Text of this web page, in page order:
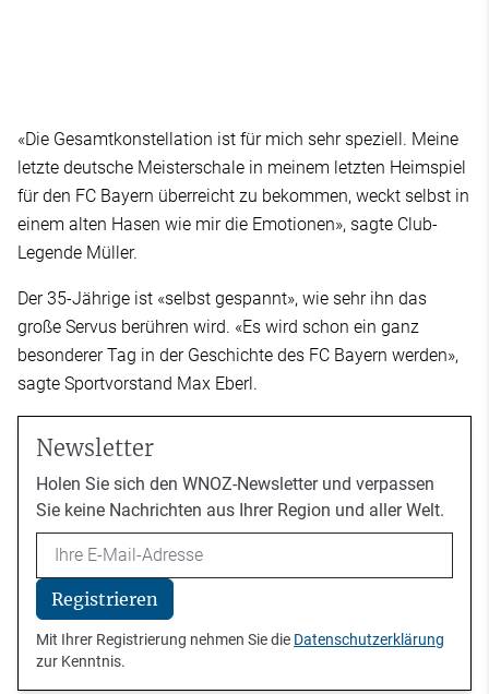
«Die Gesamtkonstellation ist für mich sehr speziell. Meine
letzte deutsche Meisterschale in meinem letzten Heimspiel
für den FC Bayern überreicht zu bekommen, weckt selbst in
einem alten Hasen wie mir die Emotionen», sagte Club-
Legende Müller.
Der 35-Jährige ist «selbst gespannt», wie sehr ihn das
große Servus berühren wird. «Es wird schon ein ganz
besonderer Tag in der Geschichte des FC Bayern werden»,
sagte Sportvorstand Max Eberl.
Newsletter
Holen Sie sich den WNOZ-Newsletter und verpassen
Sie keine Nachrichten aus Ihrer Region und aller Welt.
Email
Registrieren
Mit Ihrer Registrierung nehmen Sie die Datenschutzerklärung
zur Kenntnis.